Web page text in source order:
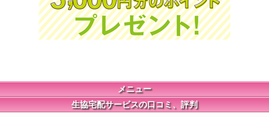
メニュー
生協宅配サービスの口コミ、評判